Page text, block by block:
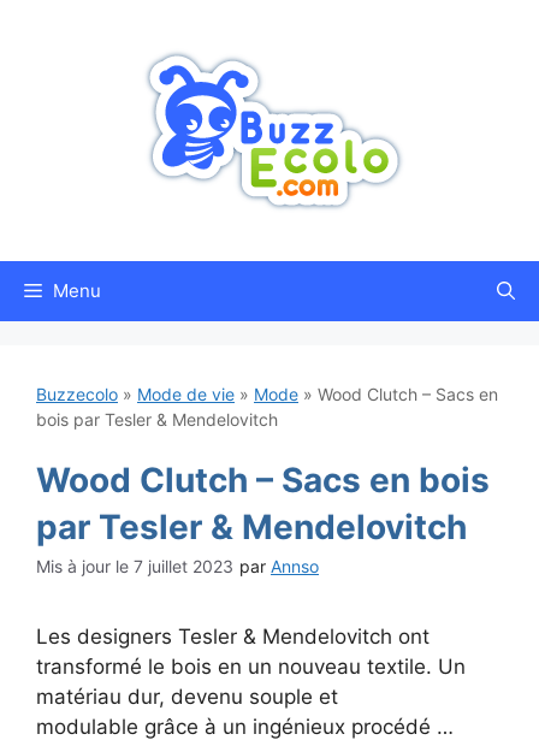
Menu
Buzzecolo » Mode de vie » Mode » Wood Clutch – Sacs en
bois par Tesler & Mendelovitch
Wood Clutch – Sacs en bois
par Tesler & Mendelovitch
7 juillet 2023 par Annso
Les designers Tesler & Mendelovitch ont
transformé le bois en un nouveau textile. Un
matériau dur, devenu souple et
modulable grâce à un ingénieux procédé …